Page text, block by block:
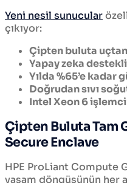
Yeni nesil sunucular
çıkıyor:
Çipten buluta
Yapay zeka
Yılda %65’e kadar
Doğrudan sıvı
Intel Xeon 6
Çipten Buluta Tam
Secure Enclave
HPE ProLiant Compute
yaşam döngüsünün her